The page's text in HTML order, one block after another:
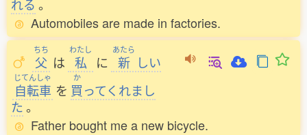
れる 。
Automobiles are made in factories.
ちち
父 は
わたし
私 に
あたら
新 しい
じてんしゃ
自転車 を
か
買ってくれまし
た。
Father bought me a new bicycle.